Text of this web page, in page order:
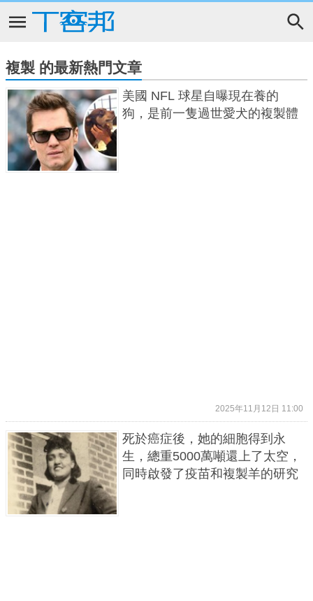
複製 的最新熱門文章
美國 NFL 球星自曝現在養的
狗，是前一隻過世愛犬的複製體
2025年11月12日 11:00
死於癌症後，她的細胞得到永
生，總重5000萬噸還上了太空，
同時啟發了疫苗和複製羊的研究